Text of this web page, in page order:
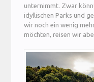
unternimmt. Zwar
idyllischen Parks und
wir noch ein wenig
möchten, reisen wir